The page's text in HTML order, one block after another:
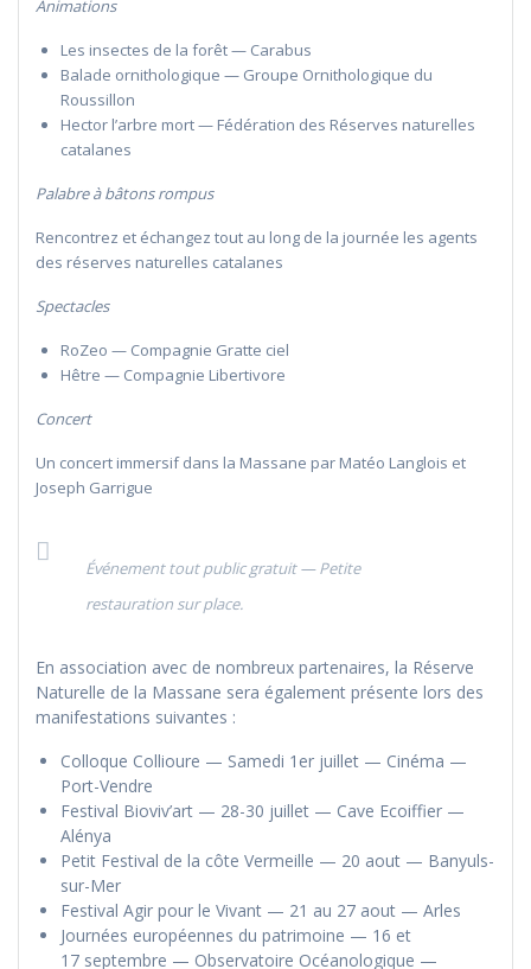
Animations
Les insectes de la forêt — Carabus
Balade ornithologique — Groupe Ornithologique du
Roussillon
Hector l’arbre mort — Fédération des Réserves naturelles
catalanes
Palabre à bâtons rompus
Rencontrez et échangez tout au long de la journée les agents
des réserves naturelles catalanes
Spectacles
RoZeo — Compagnie Gratte ciel
Hêtre — Compagnie Libertivore
Concert
Un concert immersif dans la Massane par Matéo Langlois et
Joseph Garrigue
Événement tout public gratuit — Petite
restauration sur place.
En association avec de nombreux partenaires, la Réserve
Naturelle de la Massane sera également présente lors des
manifestations suivantes :
Colloque Collioure — Samedi 1er juillet — Cinéma —
Port-Vendre
Festival Bioviv’art — 28-30 juillet — Cave Ecoiffier —
Alénya
Petit Festival de la côte Vermeille — 20 aout — Banyuls-
sur-Mer
Festival Agir pour le Vivant — 21 au 27 aout — Arles
Journées européennes du patrimoine — 16 et
17 septembre — Observatoire Océanologique —